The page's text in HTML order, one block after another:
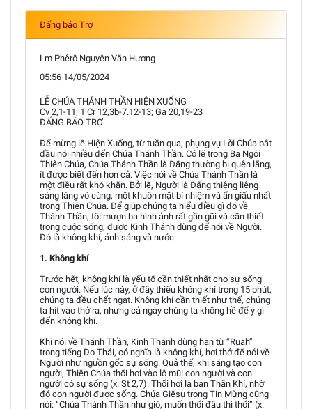
Đấng bảo Trợ
Lm Phêrô Nguyễn Văn Hương
05:56 14/05/2024
LỄ CHÚA THÁNH THẦN HIỆN XUỐNG
Cv 2,1-11; 1 Cr 12,3b-7.12-13; Ga 20,19-23
ĐẤNG BẢO TRỢ
Để mừng lễ Hiện Xuống, từ tuần qua, phụng vụ Lời Chúa bắt
đầu nói nhiều đến Chúa Thánh Thần. Có lẽ trong Ba Ngôi
Thiên Chúa, Chúa Thánh Thần là Đấng thường bị quên lãng,
ít được biết đến hơn cả. Việc nói về Chúa Thánh Thần là
một điều rất khó khăn. Bởi lẽ, Người là Đấng thiêng liêng
sáng láng vô cùng, một khuôn mặt bí nhiệm và ẩn giấu nhất
trong Thiên Chúa. Để giúp chúng ta hiểu điều gì đó về
Thánh Thần, tôi mượn ba hình ảnh rất gần gũi và cần thiết
trong cuộc sống, được Kinh Thánh dùng để nói về Người.
Đó là không khí, ánh sáng và nước.
1. Không khí
Trước hết, không khí là yếu tố cần thiết nhất cho sự sống
con người. Nếu lúc này, ở đây thiếu không khí trong 15 phút,
chúng ta đều chết ngạt. Không khí cần thiết như thế, chúng
ta hít vào thở ra, nhưng cả ngày chúng ta không hề để ý gì
đến không khí.
Khi nói về Thánh Thần, Kinh Thánh dùng hạn từ “Ruah”
trong tiếng Do Thái, có nghĩa là không khí, hơi thở để nói về
Người như nguồn gốc sự sống. Quả thế, khi sáng tạo con
người, Thiên Chúa thổi hơi vào lỗ mũi con người và con
người có sự sống (x. St 2,7). Thổi hơi là ban Thần Khí, nhờ
đó con người được sống. Chúa Giêsu trong Tin Mừng cũng
nói: “Chúa Thánh Thần như gió, muốn thổi đâu thì thổi” (x.